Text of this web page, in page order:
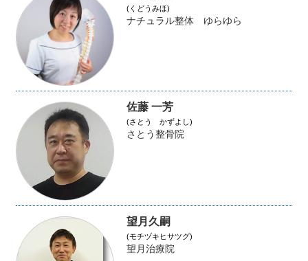
(くどうみほ)
ナチュラル整体 ゆらゆら
佐藤 一芳
(さとう かずよし)
さとう整骨院
望月久嗣
(モチヅキヒサツグ)
望月治療院